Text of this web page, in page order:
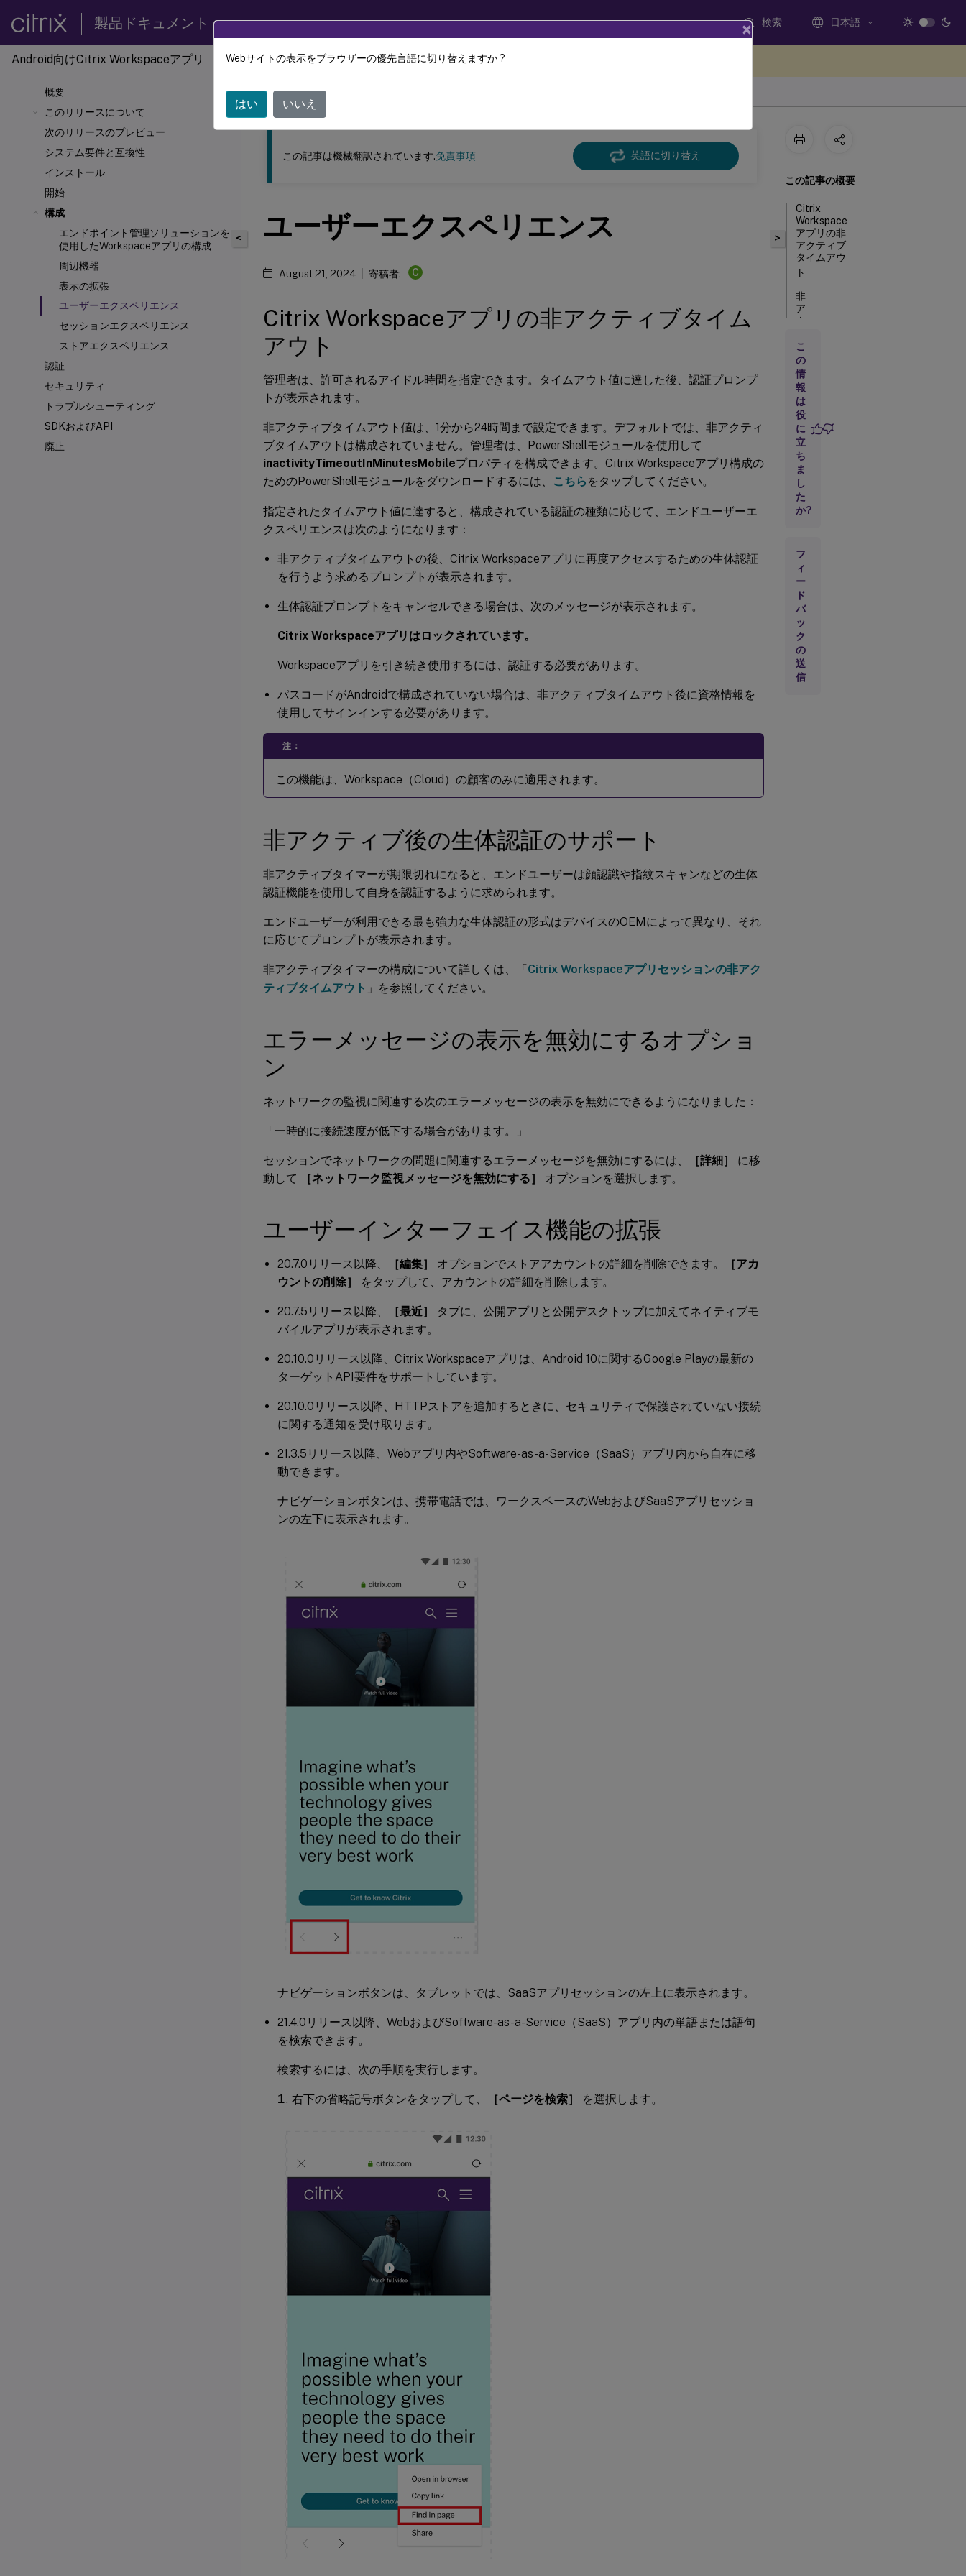
製品ドキュメント 検索 日本語
Android向けCitrix Workspaceアプリ
概要
このリリースについて
次のリリースのプレビュー
システム要件と互換性
インストール
開始
構成
エンドポイント管理ソリューションを
使用したWorkspaceアプリの構成
周辺機器
表示の拡張
ユーザーエクスペリエンス
セッションエクスペリエンス
ストアエクスペリエンス
認証
セキュリティ
トラブルシューティング
SDKおよびAPI
廃止
このコンテンツは動的に機械翻訳されています。
Android向けCitrix Workspaceアプリ
<
この記事は機械翻訳されています.免責事項 英語に切り替え
ユーザーエクスペリエンス
August 21, 2024 寄稿者: C
Citrix Workspaceアプリの非アクティブタイム
アウト
管理者は、許可されるアイドル時間を指定できます。タイムアウト値に達した後、認証プロンプ
トが表示されます。
非アクティブタイムアウト値は、1分から24時間まで設定できます。デフォルトでは、非アクティ
ブタイムアウトは構成されていません。管理者は、PowerShellモジュールを使用して
inactivityTimeoutInMinutesMobileプロパティを構成できます。Citrix Workspaceアプリ構成の
ためのPowerShellモジュールをダウンロードするには、
こちら をタップしてください。
指定されたタイムアウト値に達すると、構成されている認証の種類に応じて、エンドユーザーエ
クスペリエンスは次のようになります：
非アクティブタイムアウトの後、Citrix Workspaceアプリに再度アクセスするための生体認証
を行うよう求めるプロンプトが表示されます。
生体認証プロンプトをキャンセルできる場合は、次のメッセージが表示されます。
Citrix Workspaceアプリはロックされています。
Workspaceアプリを引き続き使用するには、認証する必要があります。
パスコードがAndroidで構成されていない場合は、非アクティブタイムアウト後に資格情報を
使用してサインインする必要があります。
注：
この機能は、Workspace（Cloud）の顧客のみに適用されます。
非アクティブ後の生体認証のサポート
非アクティブタイマーが期限切れになると、エンドユーザーは顔認識や指紋スキャンなどの生体
認証機能を使用して自身を認証するように求められます。
エンドユーザーが利用できる最も強力な生体認証の形式はデバイスのOEMによって異なり、それ
に応じてプロンプトが表示されます。
非アクティブタイマーの構成について詳しくは、「Citrix Workspaceアプリセッションの非アク
ティブタイムアウト 」を参照してください。
エラーメッセージの表示を無効にするオプショ
ン
ネットワークの監視に関連する次のエラーメッセージの表示を無効にできるようになりました：
「一時的に接続速度が低下する場合があります。」
セッションでネットワークの問題に関連するエラーメッセージを無効にするには、 ［詳細］
に移
動して
［ネットワーク監視メッセージを無効にする］ オプションを選択します。
ユーザーインターフェイス機能の拡張
20.7.0リリース以降、 ［編集］ オプションでストアアカウントの詳細を削除できます。
［アカ
ウントの削除］
をタップして、アカウントの詳細を削除します。
20.7.5リリース以降、 ［最近］
タブに、公開アプリと公開デスクトップに加えてネイティブモ
バイルアプリが表示されます。
20.10.0リリース以降、Citrix Workspaceアプリは、Android 10に関するGoogle Playの最新の
ターゲットAPI要件をサポートしています。
20.10.0リリース以降、HTTPストアを追加するときに、セキュリティで保護されていない接続
に関する通知を受け取ります。
21.3.5リリース以降、Webアプリ内やSoftware-as-a-Service（SaaS）アプリ内から自在に移
動できます。
ナビゲーションボタンは、携帯電話では、ワークスペースのWebおよびSaaSアプリセッショ
ンの左下に表示されます。
ナビゲーションボタンは、タブレットでは、SaaSアプリセッションの左上に表示されます。
21.4.0リリース以降、WebおよびSoftware-as-a-Service（SaaS）アプリ内の単語または語句
を検索できます。
検索するには、次の手順を実行します。
右下の省略記号ボタンをタップして、 ［ページを検索］ を選択します。
>
この記事の概要
Citrix
Workspace
アプリの非
アクティブ
タイムアウ
ト
非
ア
ク
ィ
ブ
後
の
生
体
認
証
の
サ
ポ
ー
ト
ー
メ
ッ
セ
ー
ジ
の
表
示
を
無
こ
の
情
報
は
役
に
立
ち
ま
し
た
か?
フ
ィ
ー
ド
バ
ッ
ク
の
送
信
×
Webサイトの表示をブラウザーの優先言語に切り替えますか ?
はい いいえ